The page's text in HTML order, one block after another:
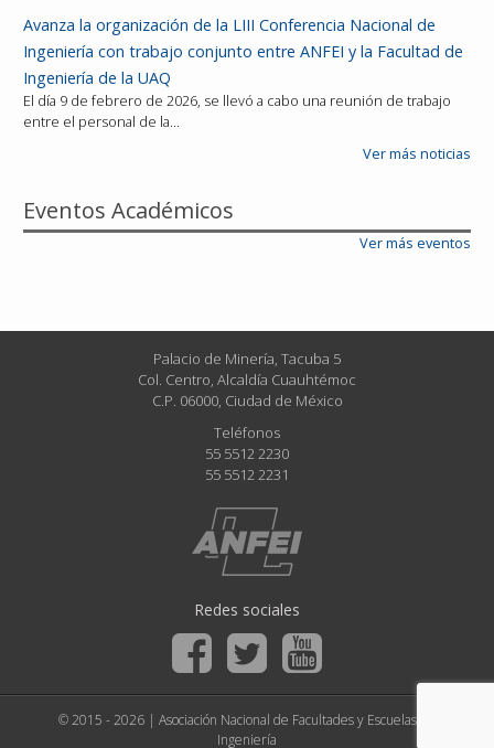
Avanza la organización de la LIII Conferencia Nacional de
Ingeniería con trabajo conjunto entre ANFEI y la Facultad de
Ingeniería de la UAQ
El día 9 de febrero de 2026, se llevó a cabo una reunión de trabajo
entre el personal de la…
Ver más noticias
Eventos Académicos
Ver más eventos
Palacio de Minería, Tacuba 5
Col. Centro, Alcaldía Cuauhtémoc
C.P. 06000, Ciudad de México
Teléfonos
55 5512 2230
55 5512 2231
Redes sociales
© 2015 - 2026 | Asociación Nacional de Facultades y Escuelas de
Ingeniería